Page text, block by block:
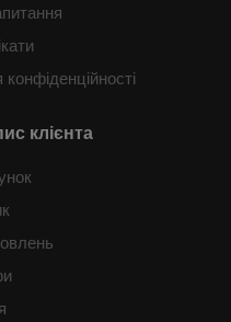
клієнта